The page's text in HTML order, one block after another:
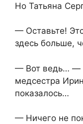
Но Татьяна
— Оставьте!
здесь больше,
— Вот ведь… —
медсестра
показалось…
— Ничего не